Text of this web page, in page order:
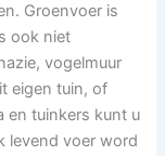
Groenvoer is
ook niet
vogelmuur
eigen tuin, of
en tuinkers kunt u
levend voer word